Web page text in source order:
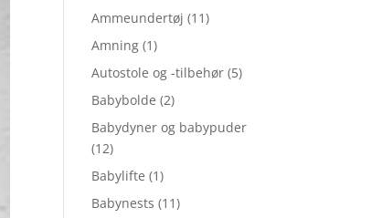
Ammeundertøj (11)
Amning (1)
Autostole og -tilbehør (5)
Babybolde (2)
Babydyner og babypuder
(12)
Babylifte (1)
Babynests (11)